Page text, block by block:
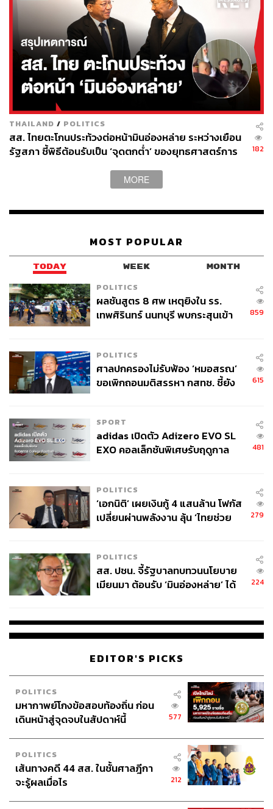
ทะยานจาก 10 เหรียญต่อล้านบีทียู เป็น 25 เหรียญ (เพิ่มขึ้น
2.5 เท่า)
ประกอบกับช่วงเดือนเมษายน-พฤษภาคม เข้าสู่ช่วงหน้าร้อน
ของประเทศไทย มีความต้องการใช้ไฟฟ้าสูงเป็นประจำทุกปี
จึงจำเป็นจะต้องมีการบริหารจัดการทั้งในด้านปริมาณ และ
ราคาอย่างรอบคอบ แม้จะไม่มีความเสี่ยงเรื่องการขนส่ง
เนื่องจากแหล่ง LNG กระจายอยู่ในหลายภูมิภาค ทั้ง
ออสเตรเลีย มาเลเซีย สหรัฐอเมริกา แอฟริกา
กลไกที่รัฐบาลและ กกพ. นำมาใช้รับมือ คือ กลไกความ
ยืดหยุ่นของระบบไฟฟ้า แทนที่จะยอมซื้อ LNG ราคาแพงหูฉี่
รัฐบาลเลือกที่จะสั่งเพิ่มการผลิตไฟฟ้าจากถ่านหิน พลังงานน้ำ
ให้เห็นว่าสามารถลดการนำเข้า LNG ลงได้ถึงร้อยละ 70 ของ
โฆษก กกพ. ย้ำว่า สามารถรองรับสถานการณ์ที่มีความ
ผันผวนในครั้งนี้ได้ รวมถึงได้ปรับแผนการเชื้อเพลิงให้
สอดคล้องกับสถานการณ์ และกำกับดูแลต้นทุนให้อยู่ในระดับ
ที่เหมาะสม เพื่อรักษาเสถียรภาพของระบบไฟฟ้า และบรรเทา
ผลกระทบต่อประชาชน และภาคเศรษฐกิจให้มากที่สุด
กลไกควบคุมราคา vs ต้นทุนที่แท้จริง
เรื่องที่กระทบปากท้องและคะแนนนิยมทางการเมืองของ
รัฐบาลมากที่สุด หนีไม่พ้นเรื่อง ‘ราคาสินค้า’ กระทรวง
พาณิชย์ในฐานะหน่วยงานหลักกำลังงัดกลไกแทรกแซงตลาด
ทางกฎหมายมาใช้ขั้นเด็ดขาด
มีการเตรียมเสนอให้ ‘เม็ดพลาสติกและน้ำดื่มบรรจุขวด’ เป็น
สินค้าควบคุม 59 รายการ และยกระดับสินค้าจำเป็น อาทิ
ข้าวสาร บะหมี่กึ่งสำเร็จรูป อาหารกระป๋อง น้ำปลา สบู่ ผง
เปลี่ยนเป็น ‘ต้องขออนุญาตก่อนปรับขึ้นราคาทุกครั้ง’ โดยวัน
ที่ 25 มีนาคมนี้จะยกระดับเป็น 71 รายการ
พร้อมกับผุดแคมเปญไทยช่วยไทย ดันสินค้า House Brand
ภูมิภาคทั่วประเทศ รวมถึงมาตรการธงฟ้ากระจายสินค้า
ราคาประหยัดทั่วประเทศต่อเนื่อง 4 เดือน ตั้งแต่เดือนมีนาคม-
อย่างไรก็ตาม ในโลกความเป็นจริงของภาคธุรกิจ ต้นทุน
กำลังวิ่งนำหน้าไปไกลแล้ว ข้อมูลเพิ่มเติมจากการหารือ
ระหว่างอธิบดีกรมการค้าภายในกับ 9 ค่ายผู้ผลิตยักษ์ใหญ่
สะท้อนภาพที่น่ากังวลว่า ราคาน้ำมันดิบตลาดโลกอาจพุ่ง
ทะลุ 120-150 เหรียญสหรัฐฯ ต่อบาร์เรล สต็อกเม็ดพลาสติก
ในประเทศอาจหมดลงในเดือนเมษายนนี้ ขณะที่ราคาบรรจุ
ภัณฑ์นำเข้าจากจีนพุ่งขึ้นกิโลกรัมละ 10-15 บาท และกลุ่ม
เคมีภัณฑ์ราคาพุ่งไปแล้วเฉลี่ย 40%
THAILAND / POLITICS
สส. ไทยตะโกนประท้วงต่อหน้ามินอ่องหล่าย ระหว่างเยือน
รัฐสภา ชี้พิธีต้อนรับเป็น ‘จุดตกต่ำ’ ของยุทธศาสตร์การ
182
MORE
MOST POPULAR
TODAY WEEK MONTH
POLITICS
ผลชันสูตร 8 ศพ เหตุยิงใน รร.
เทพศิรินทร์ นนทบุรี พบกระสุนเข้า
859
POLITICS
ศาลปกครองไม่รับฟ้อง ‘หมอสรณ’
ขอเพิกถอนมติสรรหา กสทช. ชี้ยัง
615
SPORT
adidas เปิดตัว Adizero EVO SL
EXO คอลเล็กชันพิเศษรับฤดูกาล
481
POLITICS
‘เอกนิติ’ เผยเงินกู้ 4 แสนล้าน โฟกัส
เปลี่ยนผ่านพลังงาน ลุ้น ‘ไทยช่วย
279
POLITICS
สส. ปชน. จี้รัฐบาลทบทวนนโยบาย
เมียนมา ต้อนรับ ‘มินอ่องหล่าย’ ได้
224
EDITOR'S PICKS
POLITICS
มหากาพย์โกงข้อสอบท้องถิ่น ก่อน
เดินหน้าสู่จุดจบในสัปดาห์นี้
577
POLITICS
เส้นทางคดี 44 สส. ในชั้นศาลฎีกา
จะรู้ผลเมื่อไร
212